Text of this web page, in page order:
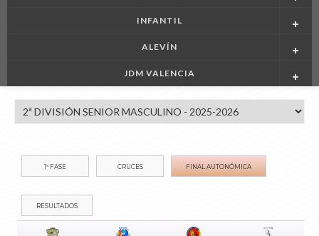
INFANTIL
ALEVÍN
JDM VALENCIA
1ª FASE CRUCES FINAL AUTONÓMICA
RESULTADOS